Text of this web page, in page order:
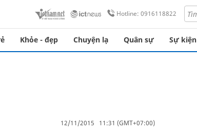
Hotline: 0916118822
Khỏe - đẹp Chuyện lạ Quân sự Sự kiện
12/11/2015 11:31 (GMT+07:00)